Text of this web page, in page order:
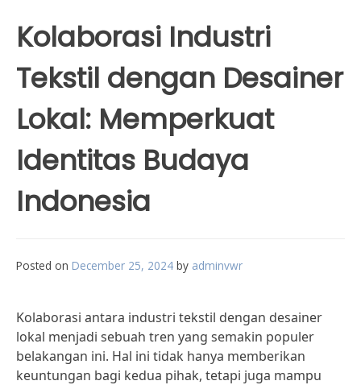
Kolaborasi Industri
Tekstil dengan Desainer
Lokal: Memperkuat
Identitas Budaya
Indonesia
Posted on December 25, 2024 by adminvwr
Kolaborasi antara industri tekstil dengan desainer
lokal menjadi sebuah tren yang semakin populer
belakangan ini. Hal ini tidak hanya memberikan
keuntungan bagi kedua pihak, tetapi juga mampu